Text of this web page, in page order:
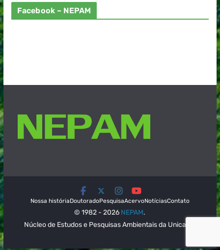
Facebook – NEPAM
Nossa históriaDoutoradoPesquisaAcervoNotíciasContato
© 1982 - 2026 NEPAM.
Núcleo de Estudos e Pesquisas Ambientais da Unicamp